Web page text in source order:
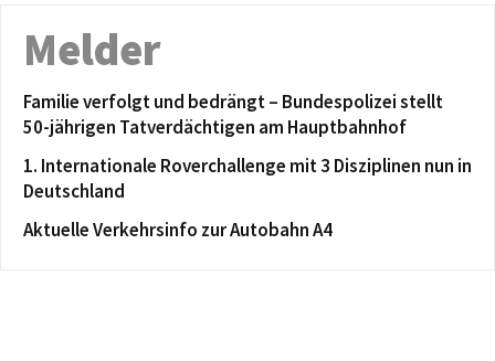
Melder
Familie verfolgt und bedrängt – Bundespolizei stellt
50-jährigen Tatverdächtigen am Hauptbahnhof
1. Internationale Roverchallenge mit 3 Disziplinen nun in
Deutschland
Aktuelle Verkehrsinfo zur Autobahn A4